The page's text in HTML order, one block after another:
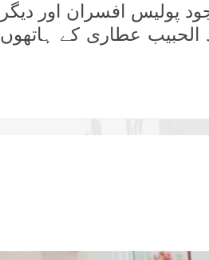
پولیس افسران اور دیگر
الحبیب عطاری کے ہاتھوں